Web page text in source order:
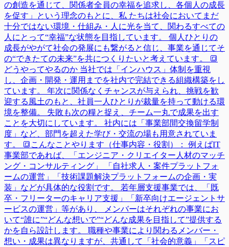
の創造を通じて、関係者全員の幸福を追求し、各個人の成長
を促す」という理念のもとに、私 たちは社会においてまだ
十分ではない環境・仕組み・人に光を当て、関わるすべての
人にとって“幸福”な状態を目指しています。 個人ひとりの
成長がやがて社会の発展にも繋がると信じ、事業を通じてそ
の“できたての未来”を共につくりたいと考えています。 🔳
どうやってやるのか 当社では「インハウス」体制を重視
し、企画・開発・運用までを社内で完結できる組織構築をし
ています。 年次に関係なくチャンスが与えられ、挑戦を歓
迎する風土のもと、社員一人ひとりが裁量を持って動ける環
境を整備。 失敗も次の糧と捉え、チーム一丸で成果を出す
ことを大切にしています。 社内には「事業部間交換留学制
度」など、部門を超えた学び・交流の場も用意されていま
す。 🔳こんなことやります（仕事内容・役割）： 例えばIT
事業部であれば、「エンジニア・クリエイター人材のマッチ
ング・コンサルティング」 「自社求人・案件プラットフォ
ームの運営」「技術課題解決プラットフォームの企画・実
装」などが具体的な役割です。 若年層支援事業では、「既
卒・フリーターのキャリア支援」「新卒向けエージェントサ
ービスの運営」等があり、 メンバーはそれぞれの事業にお
いて“誰に”“どんな想いで”“どんな成果を目指して”提供する
かを自ら設計します。 職種や事業により関わるメンバー・
想い・成果は異なりますが、共通して「社会的意義」「スピ